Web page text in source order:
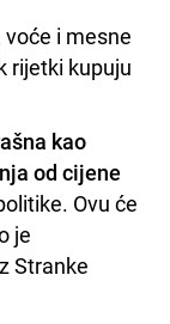
i mesne
rijetki kupuju
kao
od cijene
Ovu će
je
Stranke